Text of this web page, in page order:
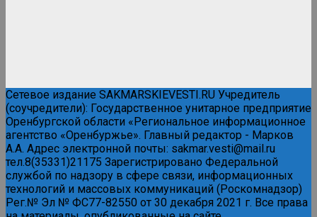
Сетевое издание SAKMARSKIEVESTI.RU Учредитель
(соучредители): Государственное унитарное предприятие
Оренбургской области «Региональное информационное
агентство «Оренбуржье». Главный редактор - Марков
А.А. Адрес электронной почты: sakmar.vesti@mail.ru
тел.8(35331)21175 Зарегистрировано Федеральной
службой по надзору в сфере связи, информационных
технологий и массовых коммуникаций (Роскомнадзор)
Рег.№ Эл № ФС77-82550 от 30 декабря 2021 г. Все права